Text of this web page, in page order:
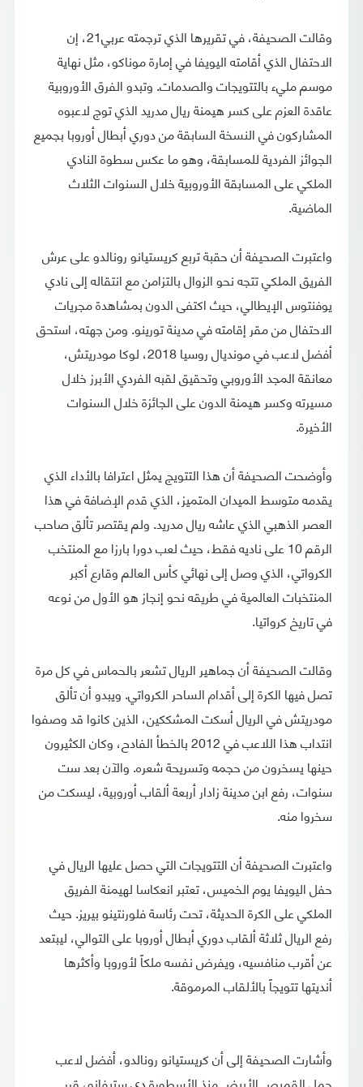
وقالت الصحيفة، في تقريرها الذي ترجمته عربي21، إن
الاحتفال الذي أقامته اليويفا في إمارة موناكو، مثل نهاية
موسم مليء بالتتويجات والصدمات. وتبدو الفرق الأوروبية
عاقدة العزم على كسر هيمنة ريال مدريد الذي توج لاعبوه
المشاركون في النسخة السابقة من دوري أبطال أوروبا بجميع
الجوائز الفردية للمسابقة، وهو ما عكس سطوة النادي
الملكي على المسابقة الأوروبية خلال السنوات الثلاث
الماضية.
واعتبرت الصحيفة أن حقبة تربع كريستيانو رونالدو على عرش
الفريق الملكي تتجه نحو الزوال بالتزامن مع انتقاله إلى نادي
يوفنتوس الإيطالي، حيث اكتفى الدون بمشاهدة مجريات
الاحتفال من مقر إقامته في مدينة تورينو. ومن جهته، استحق
أفضل لاعب في مونديال روسيا 2018، لوكا مودريتش،
معانقة المجد الأوروبي وتحقيق لقبه الفردي الأبرز خلال
مسيرته وكسر هيمنة الدون على الجائزة خلال السنوات
الأخيرة.
وأوضحت الصحيفة أن هذا التتويج يمثل اعترافا بالأداء الذي
يقدمه متوسط الميدان المتميز، الذي قدم الإضافة في هذا
العصر الذهبي الذي عاشه ريال مدريد. ولم يقتصر تألق صاحب
الرقم 10 على ناديه فقط، حيث لعب دورا بارزا مع المنتخب
الكرواتي، الذي وصل إلى نهائي كأس العالم وقارع أكبر
المنتخبات العالمية في طريقه نحو إنجاز هو الأول من نوعه
في تاريخ كرواتيا.
وقالت الصحيفة أن جماهير الريال تشعر بالحماس في كل مرة
تصل فيها الكرة إلى أقدام الساحر الكرواتي. ويبدو أن تألق
مودريتش في الريال أسكت المشككين، الذين كانوا قد وصفوا
انتداب هذا اللاعب في 2012 بالخطأ الفادح، وكان الكثيرون
حينها يسخرون من حجمه وتسريحة شعره. والآن بعد ست
سنوات، رفع ابن مدينة زادار أربعة ألقاب أوروبية، ليسكت من
سخروا منه.
واعتبرت الصحيفة أن التتويجات التي حصل عليها الريال في
حفل اليويفا يوم الخميس، تعتبر انعكاسا لهيمنة الفريق
الملكي على الكرة الحديثة، تحت رئاسة فلورنتينو بيريز. حيث
رفع الريال ثلاثة ألقاب دوري أبطال أوروبا على التوالي، ليبتعد
عن أقرب منافسيه، ويفرض نفسه ملكاً لأوروبا وأكثرها
أنديتها تتويجاً بالألقاب المرموقة.
وأشارت الصحيفة إلى أن كريستيانو رونالدو، أفضل لاعب